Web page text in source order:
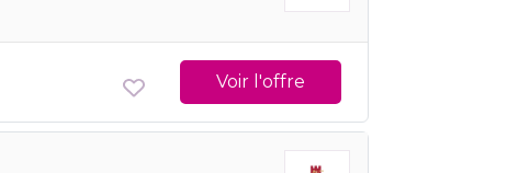
Voir l'offre